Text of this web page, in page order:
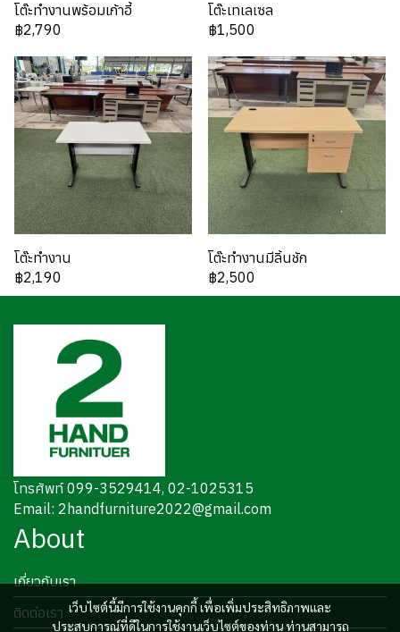
โต๊ะทำงานพร้อมเก้าอี้
฿2,790
โต๊ะเทเลเซล
฿1,500
โต๊ะทำงาน
฿2,190
โต๊ะทำงานมีลิ้นชัก
฿2,500
เว็บไซต์นี้มีการใช้งานคุกกี้ เพื่อเพิ่มประสิทธิภาพและ
ประสบการณ์ที่ดีในการใช้งานเว็บไซต์ของท่าน ท่านสามารถ
โทรศัพท์ 099-3529414, 02-1025315
Email: 2handfurniture2022@gmail.com
About
เกี่ยวกับเรา
ติดต่อเรา